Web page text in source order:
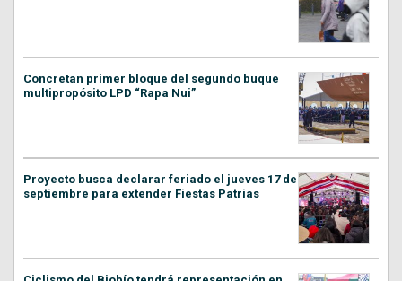
Concretan primer bloque del segundo buque
multipropósito LPD “Rapa Nui”
Proyecto busca declarar feriado el jueves 17 de
septiembre para extender Fiestas Patrias